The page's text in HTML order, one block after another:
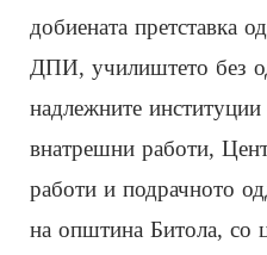
добиената претставка
ДПИ, училиштето без
надлежните
внатрешни работи,
работи и подрачното
на општина Битола, со